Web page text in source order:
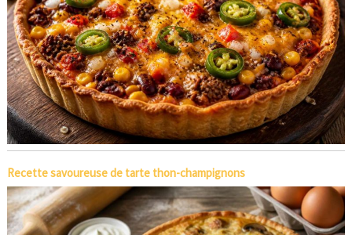
Recette savoureuse de tarte thon-champignons